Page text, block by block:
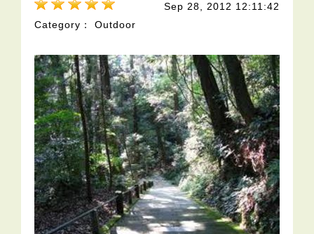
Sep 28, 2012 12:11:42
Category： Outdoor